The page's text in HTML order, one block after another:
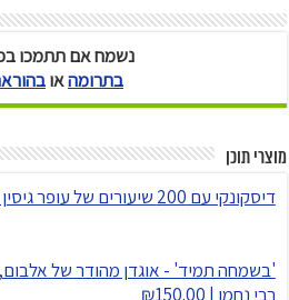
נשמח אם תתמכו
בתרומהאו
מוצרי תוכן
דיסקונקי עם 200 שיעורים של עופר גיסין | ₪120.00
'בשמחה תמיד' - אוגדן מהודר של
רבי נחמן | ₪150.00